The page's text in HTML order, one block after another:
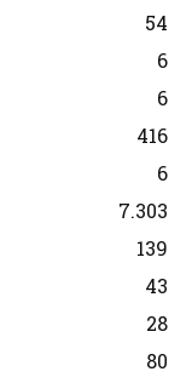
54
6
6
416
6
7.303
139
43
28
80